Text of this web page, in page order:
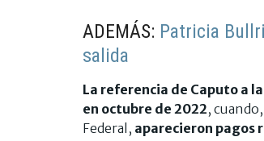
ADEMÁS: Patricia
salida
La referencia de Caputo a
en octubre de 2022,
Federal, aparecieron pagos